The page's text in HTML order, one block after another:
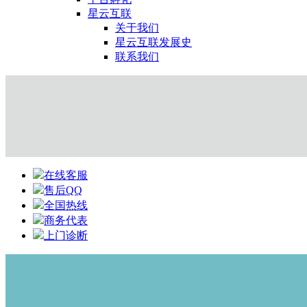
星云互联
关于我们
星云互联发展史
联系我们
在线客服
售后QQ
全国热线
商务代表
上门诊断